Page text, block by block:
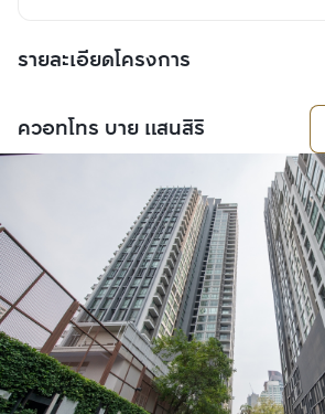
รายละเอียดโครงการ
ควอทโทร บาย แสนสิริ